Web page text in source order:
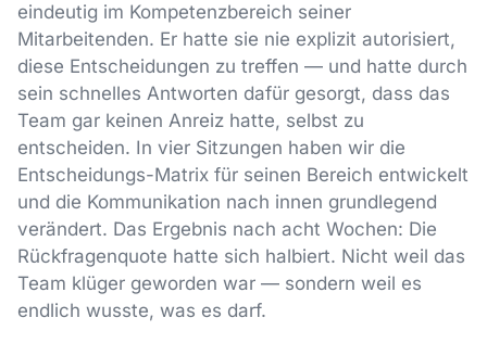
eindeutig im Kompetenzbereich seiner
Mitarbeitenden. Er hatte sie nie explizit autorisiert,
diese Entscheidungen zu treffen — und hatte durch
sein schnelles Antworten dafür gesorgt, dass das
Team gar keinen Anreiz hatte, selbst zu
entscheiden. In vier Sitzungen haben wir die
Entscheidungs-Matrix für seinen Bereich entwickelt
und die Kommunikation nach innen grundlegend
verändert. Das Ergebnis nach acht Wochen: Die
Rückfragenquote hatte sich halbiert. Nicht weil das
Team klüger geworden war — sondern weil es
endlich wusste, was es darf.